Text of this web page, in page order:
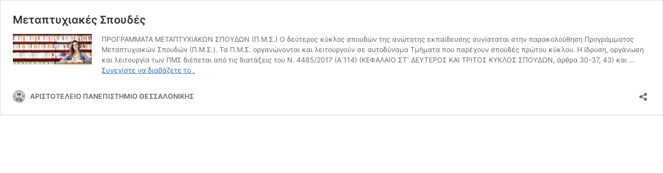
Μεταπτυχιακές Σπουδές
ΠΡΟΓΡΑΜΜΑΤΑ ΜΕΤΑΠΤΥΧΙΑΚΩΝ ΣΠΟΥΔΩΝ (Π.Μ.Σ.) Ο δεύτερος κύκλος σπουδών της ανώτατης εκπαίδευσης συνίσταται στην παρακολούθηση Προγράμματος
Μεταπτυχιακών Σπουδών (Π.Μ.Σ.). Τα Π.Μ.Σ. οργανώνονται και λειτουργούν σε αυτοδύναμα Τμήματα που παρέχουν σπουδές πρώτου κύκλου. Η ίδρυση, οργάνωση
και λειτουργία των ΠΜΣ διέπεται από τις διατάξεις του Ν. 4485/2017 (Α΄114) (ΚΕΦΑΛΑΙΟ ΣΤ΄ ΔΕΥΤΕΡΟΣ ΚΑΙ ΤΡΙΤΟΣ ΚΥΚΛΟΣ ΣΠΟΥΔΩΝ, άρθρα 30-37, 43) και …
Συνεχίστε να διαβάζετε το .
ΑΡΙΣΤΟΤΕΛΕΙΟ ΠΑΝΕΠΙΣΤΗΜΙΟ ΘΕΣΣΑΛΟΝΙΚΗΣ